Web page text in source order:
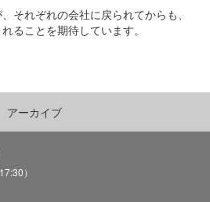
それぞれの会社に戻られてからも、
ることを期待しています。
アーカイブ
）